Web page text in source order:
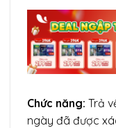
Chức năng: Trả
ngày đã được